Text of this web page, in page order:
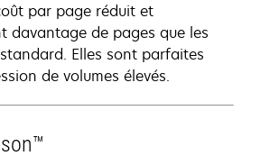
par page réduit et
davantage de pages que les
Elles sont parfaites
de volumes élevés.